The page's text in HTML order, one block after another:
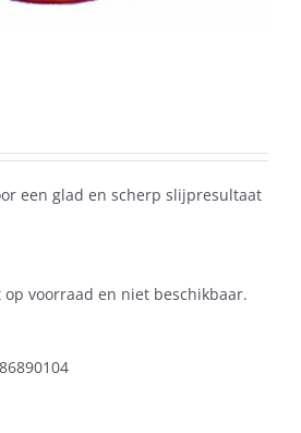
een glad en scherp slijpresultaat
voorraad en niet beschikbaar.